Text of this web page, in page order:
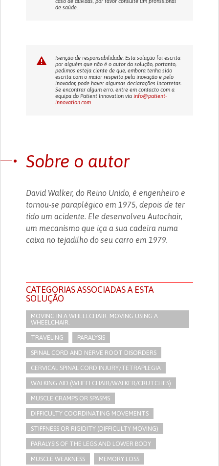
de saúde.
Isenção de responsabilidade: Esta solução foi escrita
por alguém que não é o autor da solução, portanto,
pedimos esteja ciente de que, embora tenha sido
escrita com o maior respeito pela inovação e pelo
inovador, pode haver algumas declarações incorretas.
Se encontrar algum erro, entre em contacto com a
equipa do Patient Innovation viainfo@patient-
innovation.com
Sobre o autor
David Walker, do Reino Unido, é engenheiro e
tornou-se paraplégico em 1975, depois de ter
tido um acidente. Ele desenvolveu Autochair,
um mecanismo que iça a sua cadeira numa
caixa no tejadilho do seu carro em 1979.
CATEGORIAS ASSOCIADAS A ESTA
SOLUÇÃO
MOVING IN A WHEELCHAIR: MOVING USING A
WHEELCHAIR.
TRAVELING PARALYSIS
SPINAL CORD AND NERVE ROOT DISORDERS
CERVICAL SPINAL CORD INJURY/TETRAPLEGIA
WALKING AID (WHEELCHAIR/WALKER/CRUTCHES)
MUSCLE CRAMPS OR SPASMS
DIFFICULTY COORDINATING MOVEMENTS
STIFFNESS OR RIGIDITY (DIFFICULTY MOVING)
PARALYSIS OF THE LEGS AND LOWER BODY
MUSCLE WEAKNESS MEMORY LOSS